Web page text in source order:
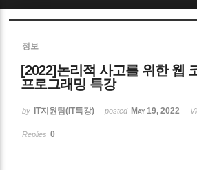
정보
[2022]논리적 사고를 위한 웹
프로그래밍 특강
by IT지원팀(IT특강) posted May 19, 2022
Replies 0
Sketchbook5, 스케
Sketchbook5, 스케